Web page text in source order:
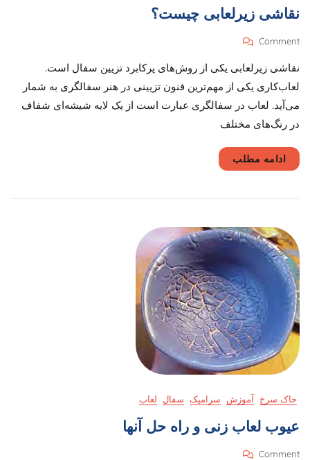
نقاشی زیرلعابی چیست؟
Comment
On
زیرلعابی
چیست؟
نقاشی زیرلعابی یکی از روش‌های پرکابرد تزیین سفال است.
لعاب‌کاری یکی از مهم‌ترین فنون تزیینی در هنر سفالگری به شمار
می‌آید. لعاب در سفالگری عبارت است از یک لایه شیشه‌ای شفاف
در رنگ‌های مختلف
ادامه مطلب
خاک سرخ آموزش سرامیک سفال لعاب
عیوب لعاب زنی و راه حل آنها
Comment
On